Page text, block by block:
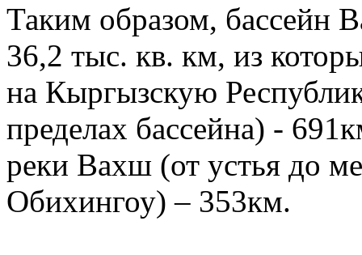
Таким образом, бассейн
36,2 тыс. кв. км, из
на Кыргызскую
пределах бассейна) -
реки Вахш (от устья до
Обихингоу) – 353км.